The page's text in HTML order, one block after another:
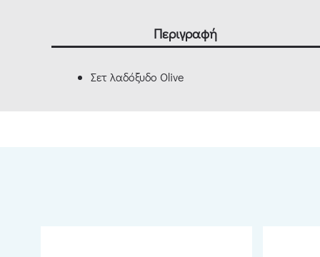
Περιγραφή
Σετ λαδόξυδο Olive